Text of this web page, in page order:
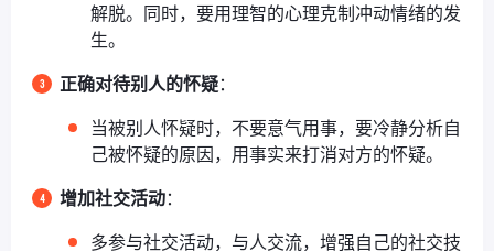
解脱。同时，要用理智的心理克制冲动情绪的发
生。
正确对待别人的怀疑：
当被别人怀疑时，不要意气用事，要冷静分析自
己被怀疑的原因，用事实来打消对方的怀疑。
增加社交活动：
多参与社交活动，与人交流，增强自己的社交技